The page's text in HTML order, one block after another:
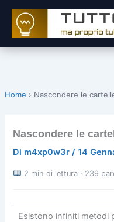
contenuto
Home › Nascondere le
Nascondere le
Di m4xp0w3r/14
2 min di lettura · 239
Esistono infiniti metodi